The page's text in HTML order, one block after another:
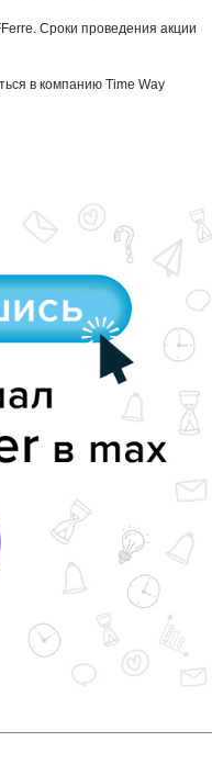
Сроки проведения акции
в компанию Time Way